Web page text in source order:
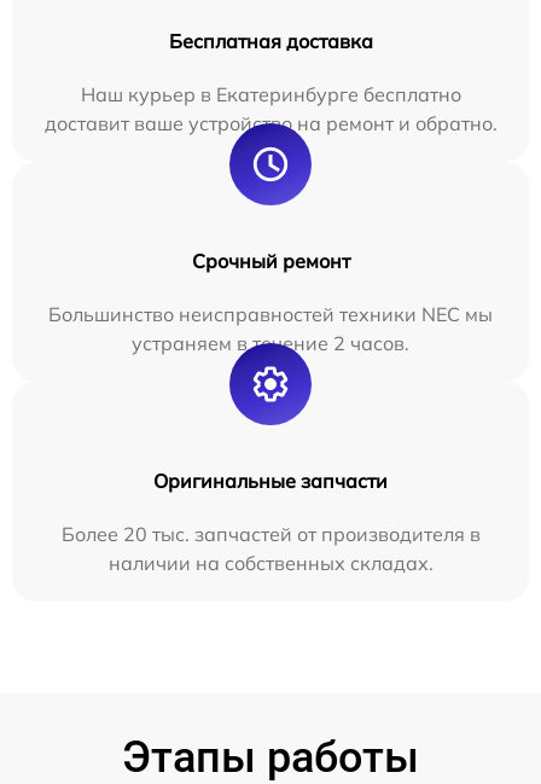
Бесплатная доставка
Наш курьер в Екатеринбурге бесплатно
доставит ваше устройство на ремонт и обратно.
Срочный ремонт
Большинство неисправностей техники NEC мы
устраняем в течение 2 часов.
Оригинальные запчасти
Более 20 тыс. запчастей от производителя в
наличии на собственных складах.
Этапы работы